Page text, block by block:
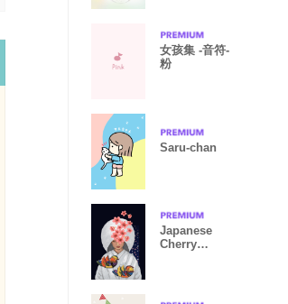
女孩集 -音符-
粉
Saru-chan
Japanese
Cherry